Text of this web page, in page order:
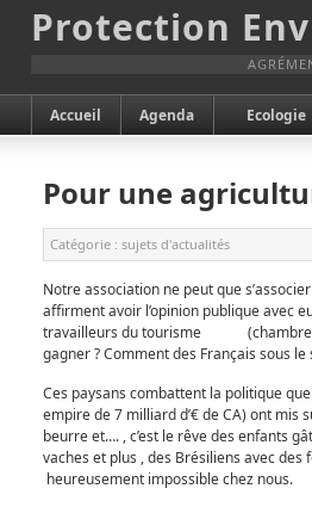
Protection
Accueil Agenda Ecologie
Pour une
Catégorie : sujets d'actualités
Notre association ne peut que
affirment avoir l’opinion publique avec
travailleurs du tourisme (chambres
gagner ? Comment des Français sous
Ces paysans combattent la politique
empire de 7 milliard d’€ de CA) ont mis
beurre et…. , c’est le rêve des enfants
vaches et plus , des Brésiliens avec des
heureusement impossible chez nous.